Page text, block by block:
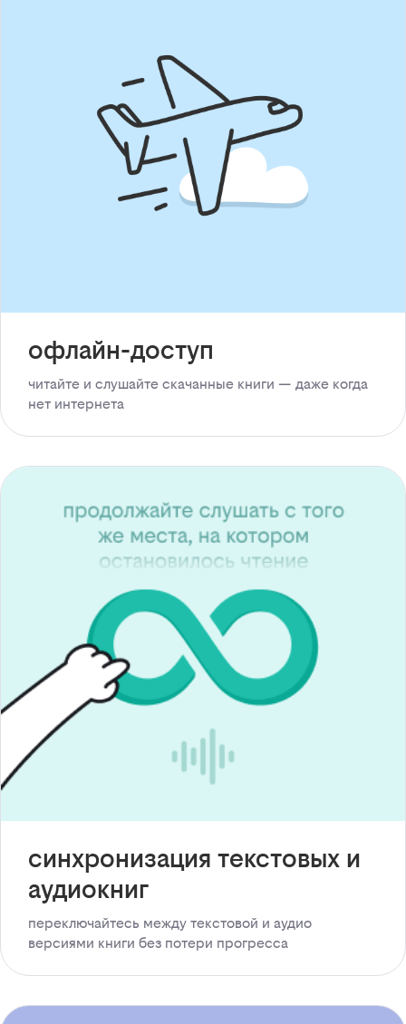
офлайн-доступ
читайте и слушайте скачанные книги — даже когда
нет интернета
синхронизация текстовых и
аудиокниг
переключайтесь между текстовой и аудио
версиями книги без потери прогресса